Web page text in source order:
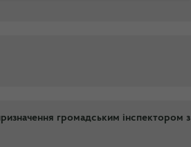
громадським інспектором з